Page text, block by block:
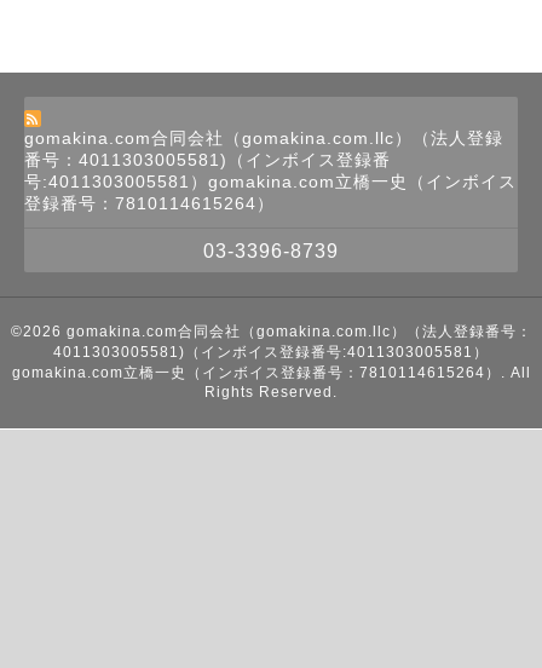
gomakina.com合同会社（gomakina.com.llc）（法人登録
番号：4011303005581)（インボイス登録番
号:4011303005581）gomakina.com立橋一史（インボイス
登録番号：7810114615264）
03-3396-8739
©2026 gomakina.com合同会社（gomakina.com.llc）（法人登録番号：
4011303005581)（インボイス登録番号:4011303005581）
gomakina.com立橋一史（インボイス登録番号：7810114615264）
. All
Rights Reserved.